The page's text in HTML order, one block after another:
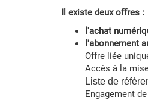
Il existe deux offres :
l'achat
l'abonnement
Offre liée
Accès à la
Liste de
Engagement